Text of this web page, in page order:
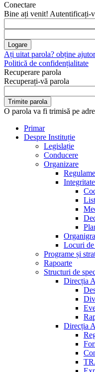
Conectare
Bine ați venit! Autentificați-
Ați uitat parola? obține ajutor
Politică de confidențialitate
Recuperare parola
Recuperați-vă parola
O parola va fi trimisă pe
Primar
Despre Instituție
Legislație
Conducere
Organizare
Locuri de
Programe și
Rapoarte
Structuri de
Direcția
Direcția